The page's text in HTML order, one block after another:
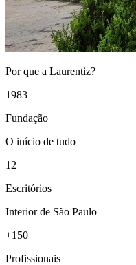
Por que a Laurentiz?
1983
Fundação
O início de tudo
12
Escritórios
Interior de São Paulo
+150
Profissionais